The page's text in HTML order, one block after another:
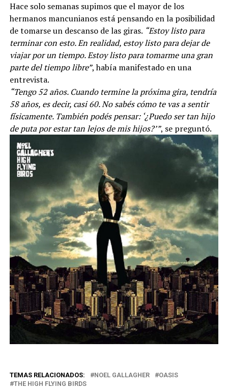
Hace solo semanas supimos que el mayor de los
hermanos mancunianos está pensando en la posibilidad
de tomarse un descanso de las giras. “Estoy listo para
terminar con esto. En realidad, estoy listo para dejar de
viajar por un tiempo. Estoy listo para tomarme una gran
parte del tiempo libre”, había manifestado en una
entrevista.
“Tengo 52 años. Cuando termine la próxima gira, tendría
58 años, es decir, casi 60. No sabés cómo te vas a sentir
físicamente. También podés pensar: ‘¿Puedo ser tan hijo
de puta por estar tan lejos de mis hijos?’”, se preguntó.
TEMAS RELACIONADOS: NOEL GALLAGHER
OASIS
THE HIGH FLYING BIRDS